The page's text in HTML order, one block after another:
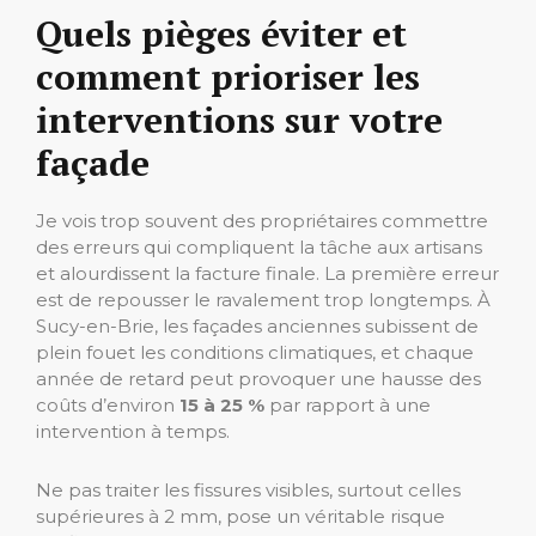
Quels pièges éviter et
comment prioriser les
interventions sur votre
façade
Je vois trop souvent des propriétaires commettre
des erreurs qui compliquent la tâche aux artisans
et alourdissent la facture finale. La première erreur
est de repousser le ravalement trop longtemps. À
Sucy-en-Brie, les façades anciennes subissent de
plein fouet les conditions climatiques, et chaque
année de retard peut provoquer une hausse des
coûts d’environ 15 à 25 % par rapport à une
intervention à temps.
Ne pas traiter les fissures visibles, surtout celles
supérieures à 2 mm, pose un véritable risque